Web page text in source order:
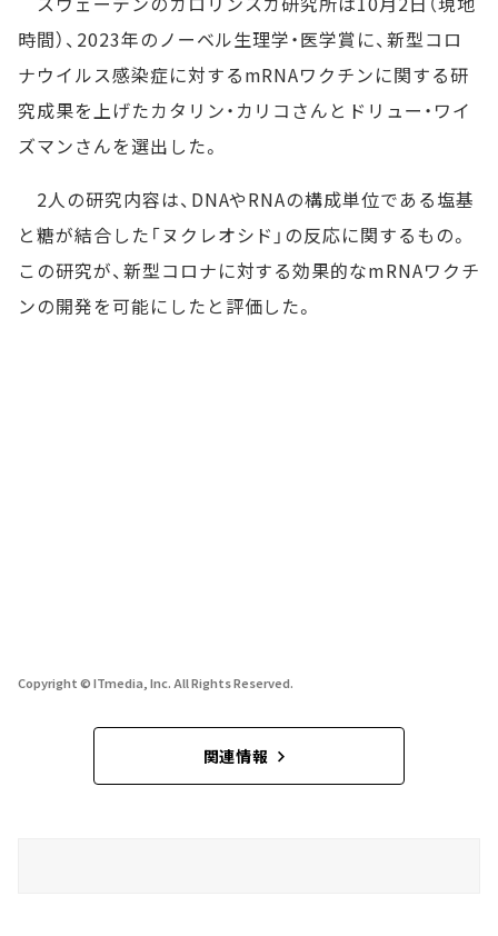
時間）、2023年のノーベル生理学・医学賞に、新型コロ
ナウイルス感染症に対するmRNAワクチンに関する研
究成果を上げたカタリン・カリコさんとドリュー・ワイ
ズマンさんを選出した。
2人の研究内容は、DNAやRNAの構成単位である塩基
と糖が結合した「ヌクレオシド」の反応に関するもの。
この研究が、新型コロナに対する効果的なmRNAワクチ
ンの開発を可能にしたと評価した。
Copyright © ITmedia, Inc. All Rights Reserved.
関連情報